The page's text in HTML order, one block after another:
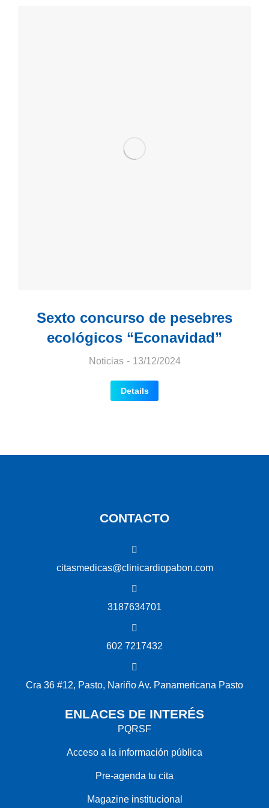
Sexto concurso de pesebres
ecológicos “Econavidad”
Noticias 13/12/2024
Details
CONTACTO
citasmedicas@clinicardiopabon.com
3187634701
602 7217432
Cra 36 #12, Pasto, Nariño Av. Panamericana Pasto
ENLACES DE INTERÉS
PQRSF
Acceso a la información pública
Pre-agenda tu cita
Magazine institucional